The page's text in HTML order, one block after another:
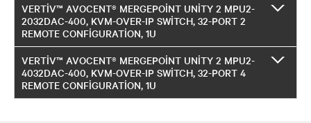
VERTIV™ AVOCENT® MERGEPOINT UNITY 2 MPU2-
2032DAC-400, KVM-OVER-IP SWITCH, 32-PORT 2
REMOTE CONFIGURATION, 1U
VERTIV™ AVOCENT® MERGEPOINT UNITY 2 MPU2-
4032DAC-400, KVM-OVER-IP SWITCH, 32-PORT 4
REMOTE CONFIGURATION, 1U